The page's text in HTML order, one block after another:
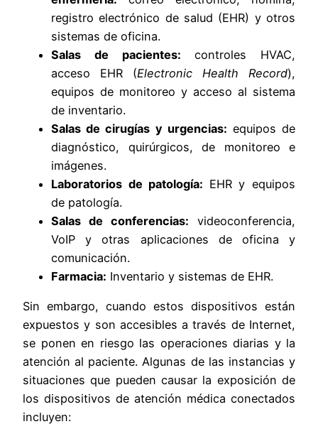
registro electrónico de salud (EHR) y otros
sistemas de oficina.
Salas de pacientes: controles HVAC,
acceso EHR (Electronic Health Record),
equipos de monitoreo y acceso al sistema
de inventario.
Salas de cirugías y urgencias: equipos de
diagnóstico, quirúrgicos, de monitoreo e
imágenes.
Laboratorios de patología: EHR y equipos
de patología.
Salas de conferencias: videoconferencia,
VoIP y otras aplicaciones de oficina y
comunicación.
Farmacia: Inventario y sistemas de EHR.
Sin embargo, cuando estos dispositivos están
expuestos y son accesibles a través de Internet,
se ponen en riesgo las operaciones diarias y la
atención al paciente. Algunas de las instancias y
situaciones que pueden causar la exposición de
los dispositivos de atención médica conectados
incluyen: